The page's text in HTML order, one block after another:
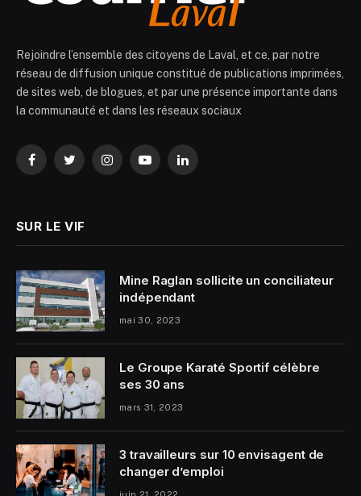
Rejoindre l’ensemble des citoyens de Laval, et ce, par notre
réseau de diffusion unique constitué de publications imprimées,
de sites web, de blogues, et par une présence importante dans
la communauté et dans les réseaux sociaux
FacebookTwitterInstagramYouTubeLinkedIn
SUR LE VIF
Mine Raglan sollicite un conciliateur
indépendant
mai 30, 2023
Le Groupe Karaté Sportif célèbre
ses 30 ans
mars 31, 2023
3 travailleurs sur 10 envisagent de
changer d’emploi